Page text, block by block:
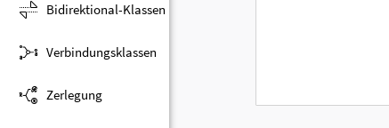
Bidirektional-Klassen
Verbindungsklassen
Zerlegung